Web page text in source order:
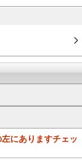
にありますチェッ